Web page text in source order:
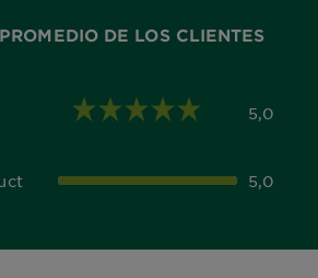
DE LOS CLIENTES
5,0
5,0